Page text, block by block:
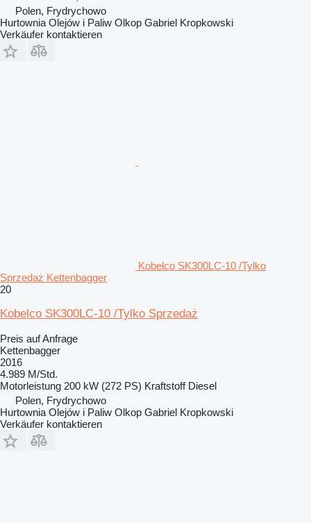
Polen, Frydrychowo
Hurtownia Olejów i Paliw Olkop Gabriel Kropkowski
Verkäufer kontaktieren
Kobelco SK300LC-10 /Tylko
Sprzedaż Kettenbagger
20
Kobelco SK300LC-10 /Tylko Sprzedaż
Preis auf Anfrage
Kettenbagger
2016
4.989 M/Std.
Motorleistung 200 kW (272 PS) Kraftstoff Diesel
Polen, Frydrychowo
Hurtownia Olejów i Paliw Olkop Gabriel Kropkowski
Verkäufer kontaktieren